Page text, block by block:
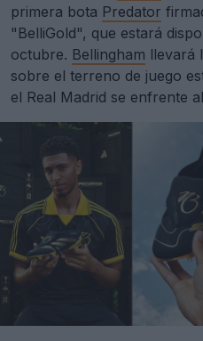
primera bota Predator
"BelliGold", que estará
octubre. Bellingham llevará
sobre el terreno de juego
el Real Madrid se enfrente